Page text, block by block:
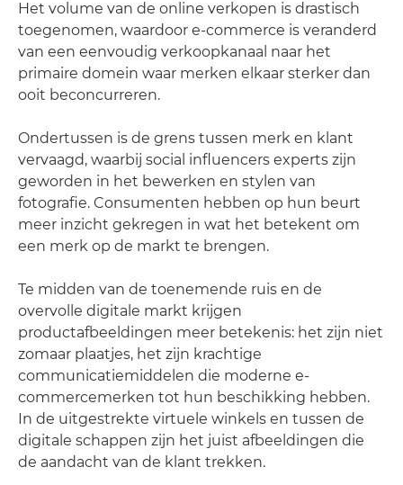
Het volume van de online verkopen is drastisch
toegenomen, waardoor e-commerce is veranderd
van een eenvoudig verkoopkanaal naar het
primaire domein waar merken elkaar sterker dan
ooit beconcurreren.
Ondertussen is de grens tussen merk en klant
vervaagd, waarbij social influencers experts zijn
geworden in het bewerken en stylen van
fotografie. Consumenten hebben op hun beurt
meer inzicht gekregen in wat het betekent om
een merk op de markt te brengen.
Te midden van de toenemende ruis en de
overvolle digitale markt krijgen
productafbeeldingen meer betekenis: het zijn niet
zomaar plaatjes, het zijn krachtige
communicatiemiddelen die moderne e-
commercemerken tot hun beschikking hebben.
In de uitgestrekte virtuele winkels en tussen de
digitale schappen zijn het juist afbeeldingen die
de aandacht van de klant trekken.